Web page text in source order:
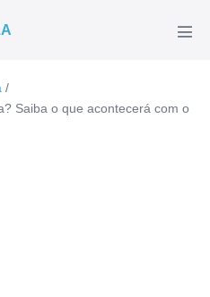
/
Saiba o que acontecerá com o